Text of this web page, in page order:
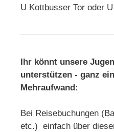
U Kottbusser Tor oder
Ihr könnt unsere
unterstützen - ganz
Mehraufwand:
Bei Reisebuchungen
etc.) einfach über